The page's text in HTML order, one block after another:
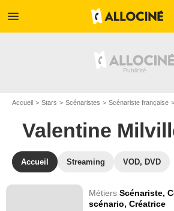
menu
Accueil Stars Scénaristes Scénariste française
Valentine
Accueil Streaming VOD, DVD
MétiersScénariste,
scénario,Créatrice